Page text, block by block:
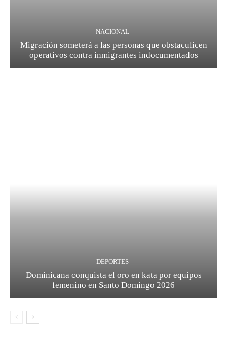
NACIONAL
Migración someterá a las personas que obstaculicen
operativos contra inmigrantes indocumentados
DEPORTES
Dominicana conquista el oro en kata por equipos
femenino en Santo Domingo 2026